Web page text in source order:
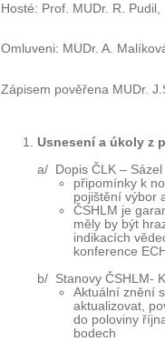
Hosté: Prof. MUDr. R.
Omluveni: MUDr. A.
Zápisem pověřena MUDr.
Usnesení a úkoly z
a/ Dopis ČLK – Sázel
připomínky k
pojištění výbor
ČSHLM je
měly by být
indikacích
konference
b/ Stanovy ČSHLM-
Aktuální znění
aktualizovat,
do poloviny
bodech